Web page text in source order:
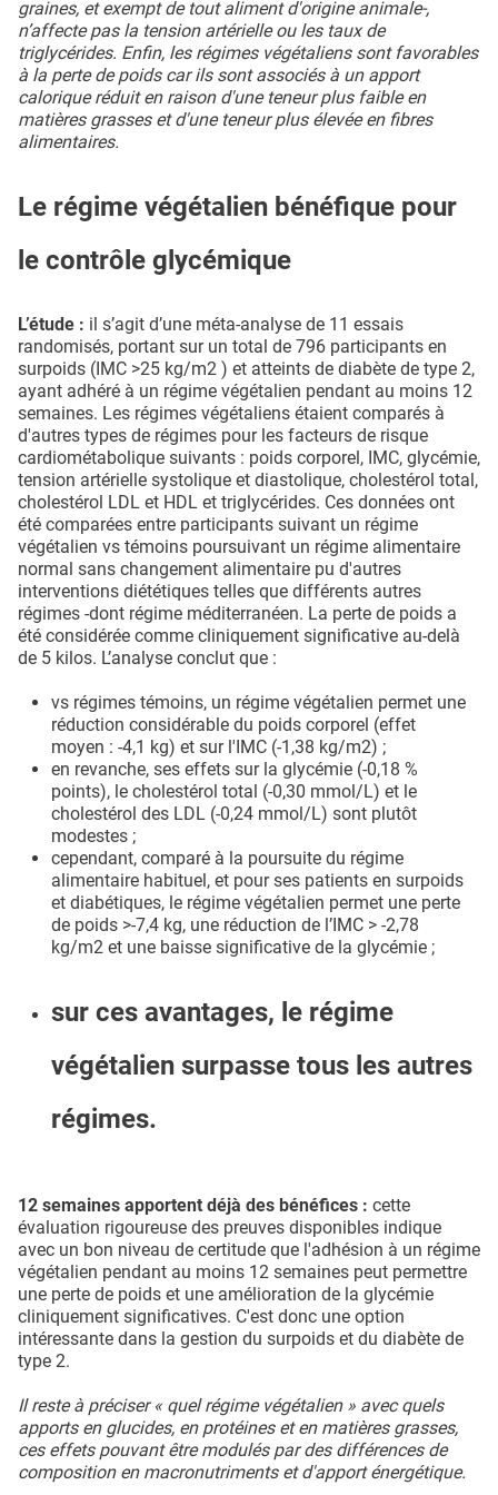
graines, et exempt de tout aliment d'origine animale-,
n’affecte pas la tension artérielle ou les taux de
triglycérides. Enfin, les régimes végétaliens sont favorables
à la perte de poids car ils sont associés à un apport
calorique réduit en raison d'une teneur plus faible en
matières grasses et d'une teneur plus élevée en fibres
alimentaires.
Le régime végétalien bénéfique pour
le contrôle glycémique
L’étude : il s’agit d’une méta-analyse de 11 essais
randomisés, portant sur un total de 796 participants en
surpoids (IMC >25 kg/m2 ) et atteints de diabète de type 2,
ayant adhéré à un régime végétalien pendant au moins 12
semaines. Les régimes végétaliens étaient comparés à
d'autres types de régimes pour les facteurs de risque
cardiométabolique suivants : poids corporel, IMC, glycémie,
tension artérielle systolique et diastolique, cholestérol total,
cholestérol LDL et HDL et triglycérides. Ces données ont
été comparées entre participants suivant un régime
végétalien vs témoins poursuivant un régime alimentaire
normal sans changement alimentaire pu d'autres
interventions diététiques telles que différents autres
régimes -dont régime méditerranéen. La perte de poids a
été considérée comme cliniquement significative au-delà
de 5 kilos. L’analyse conclut que :
vs régimes témoins, un régime végétalien permet une
réduction considérable du poids corporel (effet
moyen : -4,1 kg) et sur l'IMC (-1,38 kg/m2) ;
en revanche, ses effets sur la glycémie (-0,18 %
points), le cholestérol total (-0,30 mmol/L) et le
cholestérol des LDL (-0,24 mmol/L) sont plutôt
modestes ;
cependant, comparé à la poursuite du régime
alimentaire habituel, et pour ses patients en surpoids
et diabétiques, le régime végétalien permet une perte
de poids >-7,4 kg, une réduction de l’IMC > -2,78
kg/m2 et une baisse significative de la glycémie ;
sur ces avantages, le régime
végétalien surpasse tous les autres
régimes.
12 semaines apportent déjà des bénéfices : cette
évaluation rigoureuse des preuves disponibles indique
avec un bon niveau de certitude que l'adhésion à un régime
végétalien pendant au moins 12 semaines peut permettre
une perte de poids et une amélioration de la glycémie
cliniquement significatives. C'est donc une option
intéressante dans la gestion du surpoids et du diabète de
type 2.
Il reste à préciser « quel régime végétalien » avec quels
apports en glucides, en protéines et en matières grasses,
ces effets pouvant être modulés par des différences de
composition en macronutriments et d'apport énergétique.